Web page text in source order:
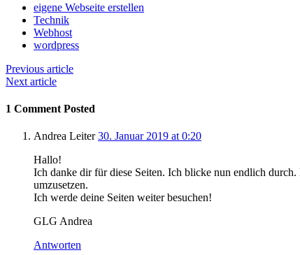
eigene Webseite erstellen
Technik
Webhost
wordpress
Previous article
Next article
1 Comment Posted
Andrea Leiter 30. Januar 2019 at 0:20
Hallo!
Ich danke dir für diese Seiten. Ich blicke nun endlich
umzusetzen.
Ich werde deine Seiten weiter besuchen!
GLG Andrea
Antworten